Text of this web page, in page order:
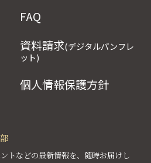
FAQ
資料請求(デジタルパンフレ
ット)
個人情報保護方針
トなどの最新情報を、随時お届けし